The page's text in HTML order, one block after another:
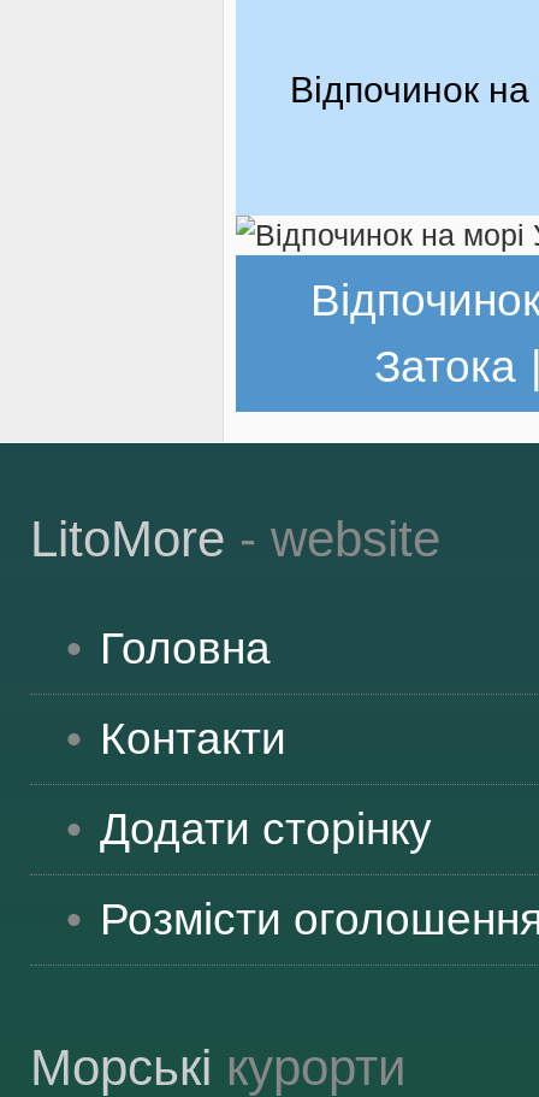
Відпочинок на
Затока
LitoMore - website
Головна
Контакти
Додати сторінку
Розмісти
Морські курорти